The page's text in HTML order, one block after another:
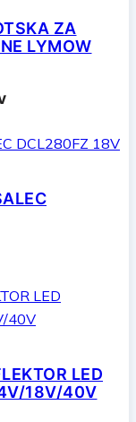
ZA
LYMOW
LED
18V/40V